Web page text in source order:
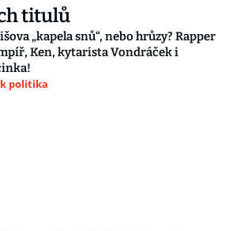
titulů
„kapela snů“, nebo hrůzy? Rapper
Ken, kytarista Vondráček i
politika